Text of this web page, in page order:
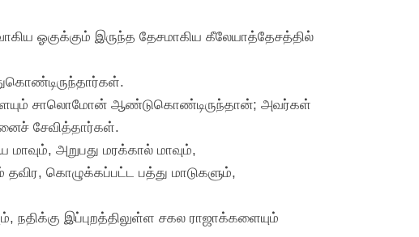
ஓகுக்கும் இருந்த தேசமாகிய கீலேயாத்தேசத்தில்
சாலொமோன் ஆண்டுகொண்டிருந்தான்; அவர்கள்
சேவித்தார்கள்.
அறுபது மரக்கால் மாவும்,
கொழுக்கப்பட்ட பத்து மாடுகளும்,
நதிக்கு இப்புறத்திலுள்ள சகல ராஜாக்களையும்